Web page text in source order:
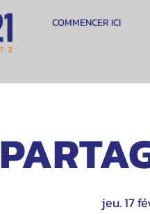
COMMENCER ICI
jeu. 17